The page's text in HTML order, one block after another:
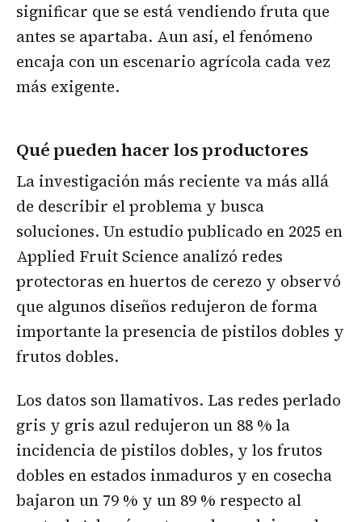
significar que se está vendiendo fruta que
antes se apartaba. Aun así, el fenómeno
encaja con un escenario agrícola cada vez
más exigente.
Qué pueden hacer los productores
La investigación más reciente va más allá
de describir el problema y busca
soluciones. Un estudio publicado en 2025 en
Applied Fruit Science analizó redes
protectoras en huertos de cerezo y observó
que algunos diseños redujeron de forma
importante la presencia de pistilos dobles y
frutos dobles.
Los datos son llamativos. Las redes perlado
gris y gris azul redujeron un 88 % la
incidencia de pistilos dobles, y los frutos
dobles en estados inmaduros y en cosecha
bajaron un 79 % y un 89 % respecto al